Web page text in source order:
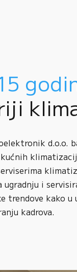
d.o.o.
ugradnju i
trendove kako
kadrova.